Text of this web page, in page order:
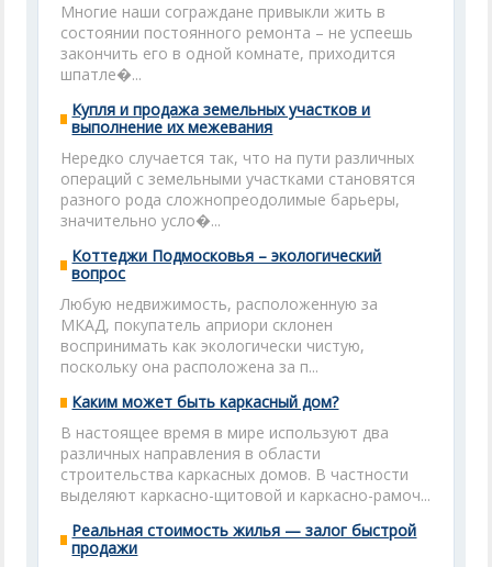
Многие наши сограждане привыкли жить в
состоянии постоянного ремонта – не успеешь
закончить его в одной комнате, приходится
шпатле�...
Купля и продажа земельных участков и
выполнение их межевания
Нередко случается так, что на пути различных
операций с земельными участками становятся
разного рода сложнопреодолимые барьеры,
значительно усло�...
Коттеджи Подмосковья – экологический
вопрос
Любую недвижимость, расположенную за
МКАД, покупатель априори склонен
воспринимать как экологически чистую,
поскольку она расположена за п...
Каким может быть каркасный дом?
В настоящее время в мире используют два
различных направления в области
строительства каркасных домов. В частности
выделяют каркасно-щитовой и каркасно-рамоч...
Реальная стоимость жилья — залог быстрой
продажи